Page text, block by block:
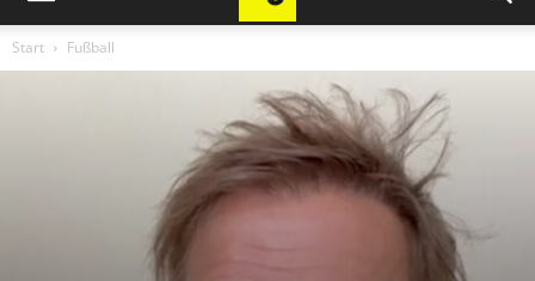
Start Fußball